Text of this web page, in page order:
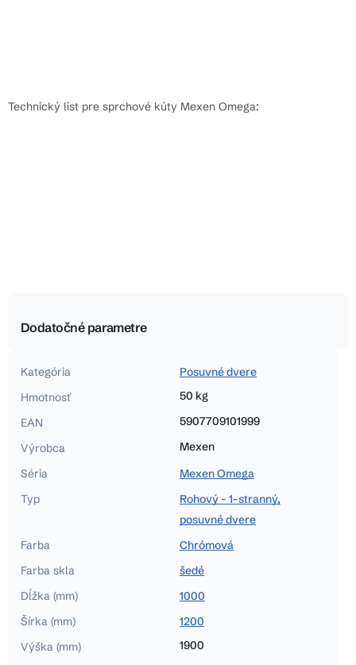
Technický list pre sprchové kúty Mexen Omega:
Dodatočné parametre
Kategória
Posuvné dvere
Hmotnosť
50 kg
EAN
5907709101999
Výrobca
Mexen
Séria
Mexen Omega
Typ
Rohový - 1-stranný,
posuvné dvere
Farba
Chrómová
Farba skla
šedé
Dĺžka (mm)
1000
Šírka (mm)
1200
Výška (mm)
1900